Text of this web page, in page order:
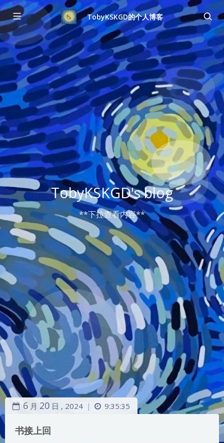
TobyKSKGD的个人博客
TobyKSKGD's blog
**下拉查看内容**
6 月 20 日 , 2024 | 9:35:35
书接上回